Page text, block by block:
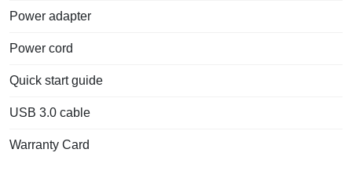
Power adapter
Power cord
Quick start guide
USB 3.0 cable
Warranty Card